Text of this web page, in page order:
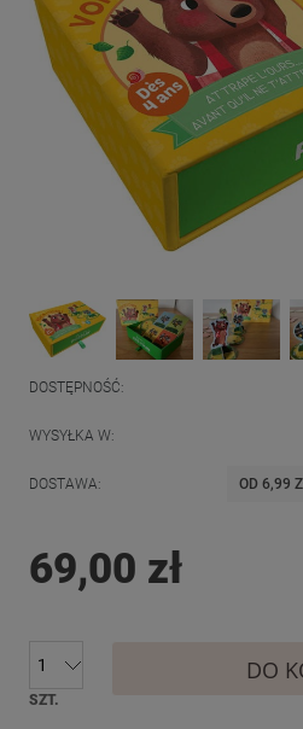
DOSTĘPNOŚĆ:
WYSYŁKA W:
DOSTAWA: OD 6,99
69,00 zł
SZT.
DO